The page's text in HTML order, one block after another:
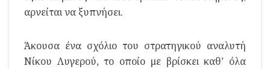
αρνείται να ξυπνήσει.
Άκουσα ένα σχόλιο του στρατηγικού αναλυτή
Νίκου Λυγερού, το οποίο με βρίσκει καθ’ όλα